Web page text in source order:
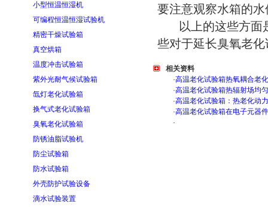
小型恒温恒湿机
可编程恒温恒湿试验机
精密干燥试验箱
真空烘箱
温度冲击试验箱
紫外光耐气候试验箱
氙灯老化试验箱
换气式老化试验箱
臭氧老化试验箱
防锈油脂试验机
防尘试验箱
防水试验箱
外壳防护试验设备
滴水试验装置
要注意观察水箱的
以上的这些方面是
些对于延长臭氧老
相关资料
·高温老化试验箱热氧耦合老
·高温老化试验箱热辐射场均
·高温老化试验箱：热老化动
·高温老化试验箱在电子元器
·